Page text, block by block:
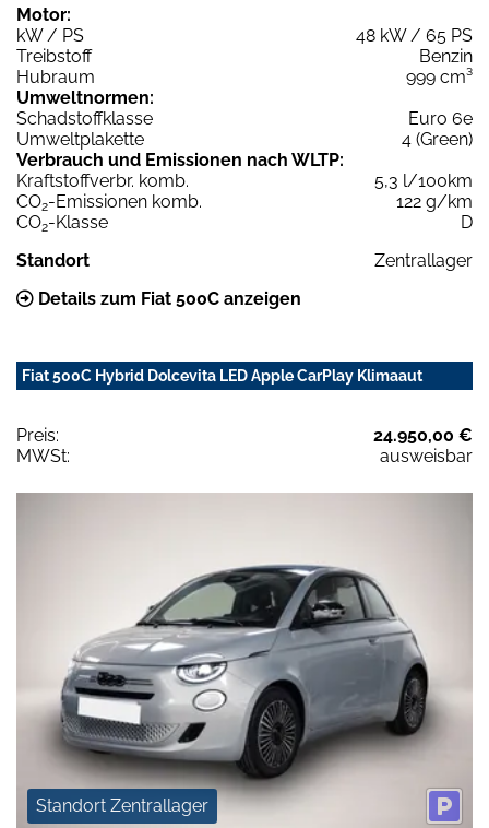
Motor:
kW / PS
48 kW / 65 PS
Treibstoff
Benzin
Hubraum
999 cm³
Umweltnormen:
Schadstoffklasse
Euro 6e
Umweltplakette
4 (Green)
Verbrauch und Emissionen nach WLTP:
Kraftstoffverbr. komb.
5,3 l/100km
CO2-Emissionen komb.
122 g/km
CO2-Klasse
D
Standort
Zentrallager
Details zum Fiat 500C anzeigen
Fiat 500C Hybrid Dolcevita LED Apple CarPlay Klimaaut
Preis:
24.950,00 €
MWSt:
ausweisbar
Standort Zentrallager